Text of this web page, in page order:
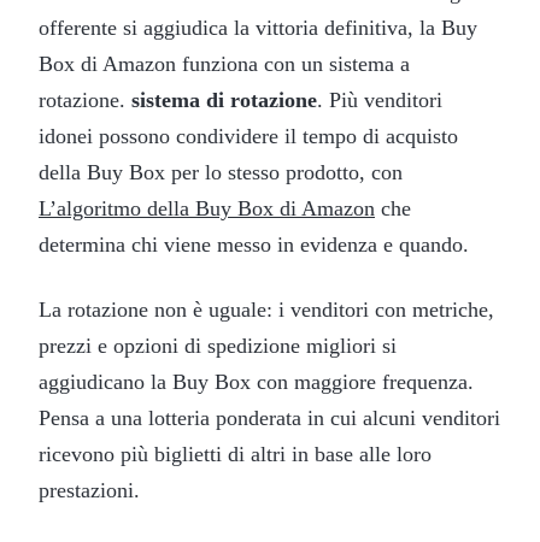
offerente si aggiudica la vittoria definitiva, la Buy
Box di Amazon funziona con un sistema a
rotazione. sistema di rotazione. Più venditori
idonei possono condividere il tempo di acquisto
della Buy Box per lo stesso prodotto, con
L’algoritmo della Buy Box di Amazon che
determina chi viene messo in evidenza e quando.
La rotazione non è uguale: i venditori con metriche,
prezzi e opzioni di spedizione migliori si
aggiudicano la Buy Box con maggiore frequenza.
Pensa a una lotteria ponderata in cui alcuni venditori
ricevono più biglietti di altri in base alle loro
prestazioni.